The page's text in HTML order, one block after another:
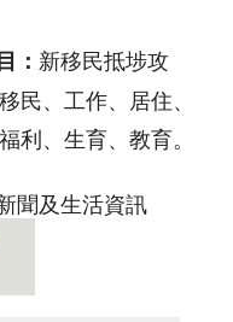
： 新移民抵埗攻
民、工作、居住、
利、生育、教育。
聞及生活資訊